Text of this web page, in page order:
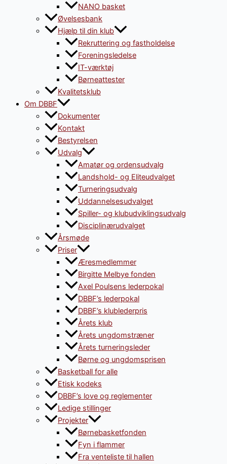
NANO basket
Øvelsesbank
Hjælp til din klub
Rekruttering og fastholdelse
Foreningsledelse
IT-værktøj
Børneattester
Kvalitetsklub
Om DBBF
Dokumenter
Kontakt
Bestyrelsen
Udvalg
Amatør og ordensudvalg
Landshold- og Eliteudvalget
Turneringsudvalg
Uddannelsesudvalget
Spiller- og klubudviklingsudvalg
Disciplinærudvalget
Årsmøde
Priser
Æresmedlemmer
Birgitte Melbye fonden
Axel Poulsens lederpokal
DBBF’s lederpokal
DBBF’s klublederpris
Årets klub
Årets ungdomstræner
Årets turneringsleder
Børne og ungdomsprisen
Basketball for alle
Etisk kodeks
DBBF’s love og reglementer
Ledige stillinger
Projekter
Børnebasketfonden
Fyn i flammer
Fra venteliste til hallen